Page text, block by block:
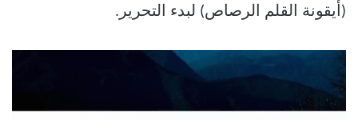
(أيقونة القلم الرصاص) لبدء التحرير.